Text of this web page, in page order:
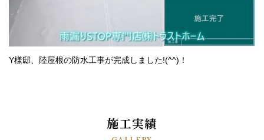
Y様邸、陸屋根の防水工事が完成しました!(^^)！
施工実績